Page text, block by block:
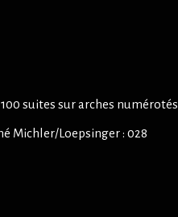
suites sur arches numérotés
Michler/Loepsinger : 028